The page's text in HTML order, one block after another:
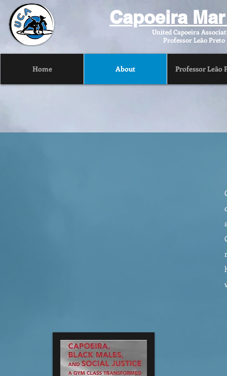
Home About Professor Leão
Capoeira
United Capoeira
Professor Leão Preto